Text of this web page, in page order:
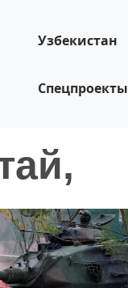
Узбекистан
Спецпроекты